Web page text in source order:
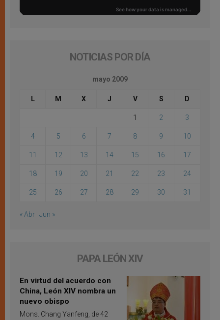
NOTICIAS POR DÍA
mayo 2009
L M X J V S D
1 2 3
4 5 6 7 8 9 10
11 12 13 14 15 16 17
18 19 20 21 22 23 24
25 26 27 28 29 30 31
« Abr Jun »
PAPA LEÓN XIV
En virtud del acuerdo con
China, León XIV nombra un
nuevo obispo
Mons. Chang Yanfeng, de 42